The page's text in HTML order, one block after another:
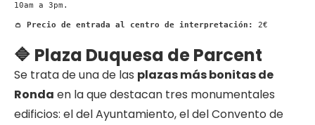
10am a 3pm.
👛 Precio de entrada al centro de interpretación: 2€
🔷 Plaza Duquesa de Parcent
Se trata de una de las plazas más bonitas de
Ronda en la que destacan tres monumentales
edificios: el del Ayuntamiento, el del Convento de